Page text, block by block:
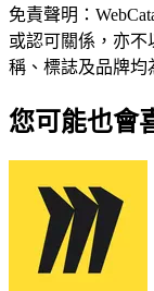
免責聲明：
或認可關係，亦不
稱、標誌及品牌均
您可能也會